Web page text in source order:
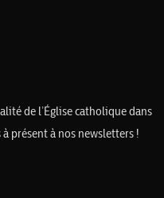
de l’Église catholique dans
présent à nos newsletters !